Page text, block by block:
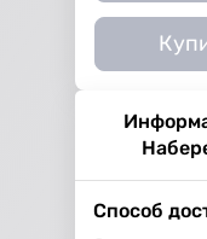
Способ